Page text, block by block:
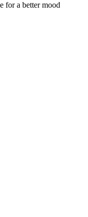
for a better mood